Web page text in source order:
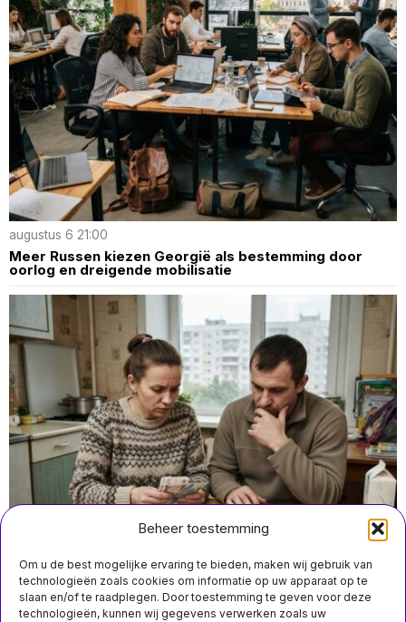
Beheer toestemming
Om u de best mogelijke ervaring te bieden, maken wij gebruik van
technologieën zoals cookies om informatie op uw apparaat op te
slaan en/of te raadplegen. Door toestemming te geven voor deze
technologieën, kunnen wij gegevens verwerken zoals uw
augustus 6 21:00
Meer Russen kiezen Georgië als bestemming door
oorlog en dreigende mobilisatie
augustus 5 17:15